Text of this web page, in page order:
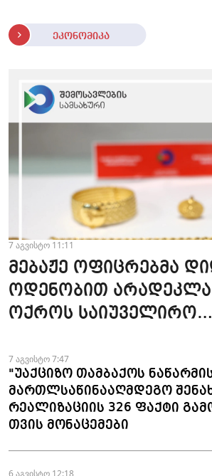
ეკონომიკა
7 აგვისტო 11:11
მებაჟე ოფიცრებმა
ოდენობით
ოქროს საიუველირო
ფაქტები აღკვეთეს
7 აგვისტო 7:47
"უაქციზო თამბაქოს
მართლსაწინააღმდეგო
რეალიზაციის 326 ფაქტი
თვის მონაცემები